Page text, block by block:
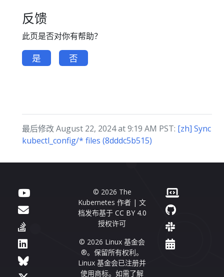
反馈
此页是否对你有帮助？
是 否
最后修改 August 22, 2024 at 9:19 AM PST: [zh] Sync
kubectl_config/* files (8dddc5b515)
© 2026 The
Kubernetes 作者 | 文
档发布基于 CC BY 4.0
授权许可
© 2026 Linux 基金会
®。保留所有权利。
Linux 基金会已注册并
使用商标。如需了解